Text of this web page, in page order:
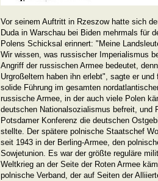
Vor seinem Auftritt in Rzeszow hatte sich
Duda in Warschau bei Biden mehrmals für
Polens Schicksal erinnert: "Meine
Wir wissen, was russischer Imperialismus
Angriff der russischen Armee bedeutet,
Urgroßeltern haben ihn erlebt", sagte er
solide Führung im gesamten
russische Armee, in der auch viele Polen
deutschen Nationalsozialismus befreit, und
Potsdamer Konferenz die deutschen
stellte. Der spätere polnische Staatschef
seit 1943 in der Berling-Armee, den
Sowjetunion. Es war der größte reguläre
Weltkrieg an der Seite der Roten Armee
polnische Verband, der auf Seiten der